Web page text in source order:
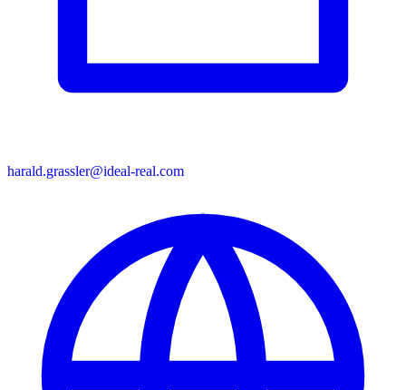
harald.grassler@ideal-real.com